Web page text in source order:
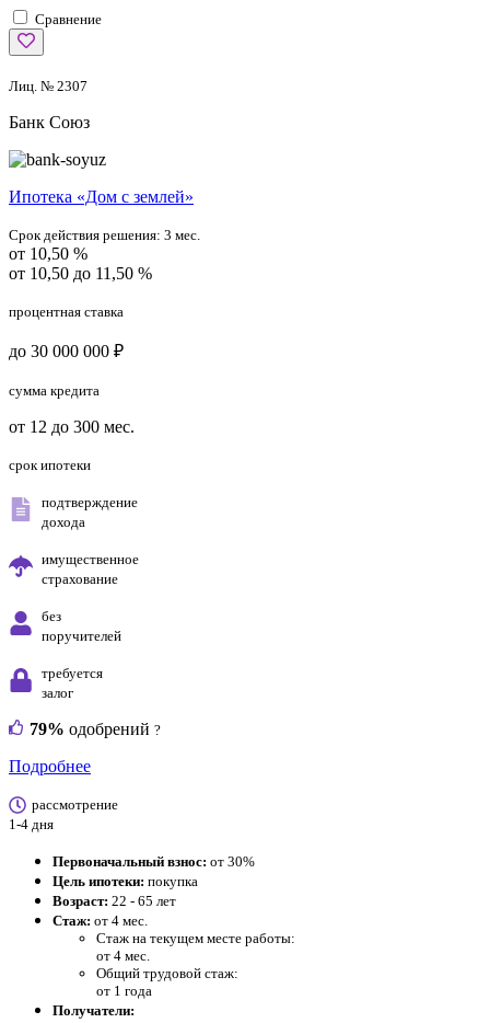
Сравнение
Лиц. № 2307
Банк Союз
Ипотека «Дом с землей»
Срок действия решения: 3 мес.
от 10,50 %
от 10,50 до 11,50 %
процентная ставка
до 30 000 000 ₽
сумма кредита
от 12 до 300 мес.
срок ипотеки
подтверждение
дохода
имущественное
страхование
без
поручителей
требуется
залог
79% одобрений ?
Подробнее
рассмотрение
1-4 дня
Первоначальный взнос: от 30%
Цель ипотеки: покупка
Возраст: 22 - 65 лет
Стаж: от 4 мес.
Стаж на текущем месте работы:
от 4 мес.
Общий трудовой стаж:
от 1 года
Получатели: